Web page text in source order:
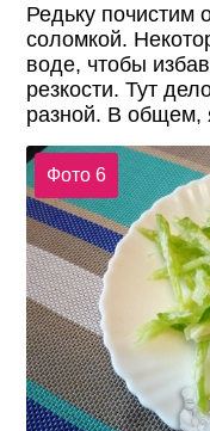
Редьку почистим
соломкой.
воде, чтобы
резкости. Тут
разной. В общем,
Фото 6